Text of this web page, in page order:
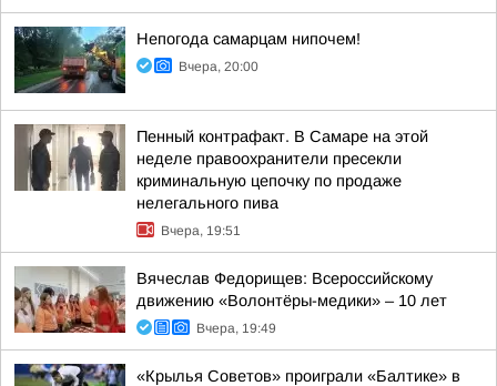
Непогода самарцам нипочем!
Вчера, 20:00
Пенный контрафакт. В Самаре на этой
неделе правоохранители пресекли
криминальную цепочку по продаже
нелегального пива
Вчера, 19:51
Вячеслав Федорищев: Всероссийскому
движению «Волонтёры-медики» – 10 лет
Вчера, 19:49
«Крылья Советов» проиграли «Балтике» в